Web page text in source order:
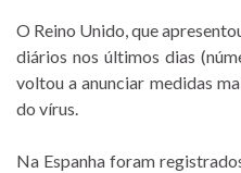
O Reino Unido, que
diários nos últimos dias
voltou a anunciar medidas
do vírus.
Na Espanha foram